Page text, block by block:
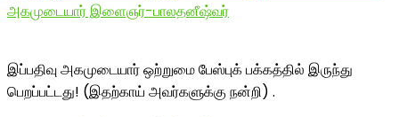
அகமுடையார் இளைஞர்-பாலதனீஷ்வர்
இப்பதிவு அகமுடையார் ஒற்றுமை பேஸ்புக் பக்கத்தில் இருந்து
பெறப்பட்டது! (இதற்காய் அவர்களுக்கு நன்றி) .